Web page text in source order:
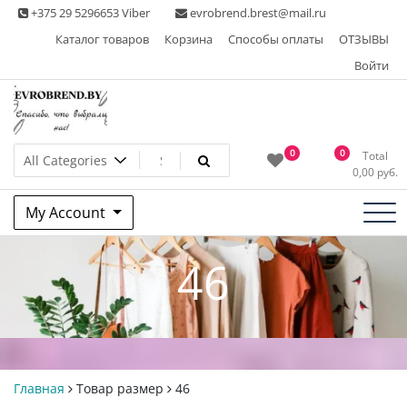
Skip +375 29 5296653 Viber
evrobrend.brest@mail.ru
Каталог товаров
Корзина Способы оплаты
ОТЗЫВЫ
Войти
Интернет-магазин одежды
second hand
0 0
Total
0,00 руб.
My Account
46
Главная Товар размер 46